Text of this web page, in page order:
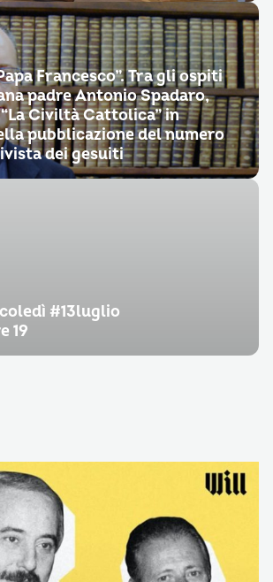
Francesco”. Tra gli ospiti
padre Antonio Spadaro,
Civiltà Cattolica” in
pubblicazione del numero
dei gesuiti
#13luglio
19